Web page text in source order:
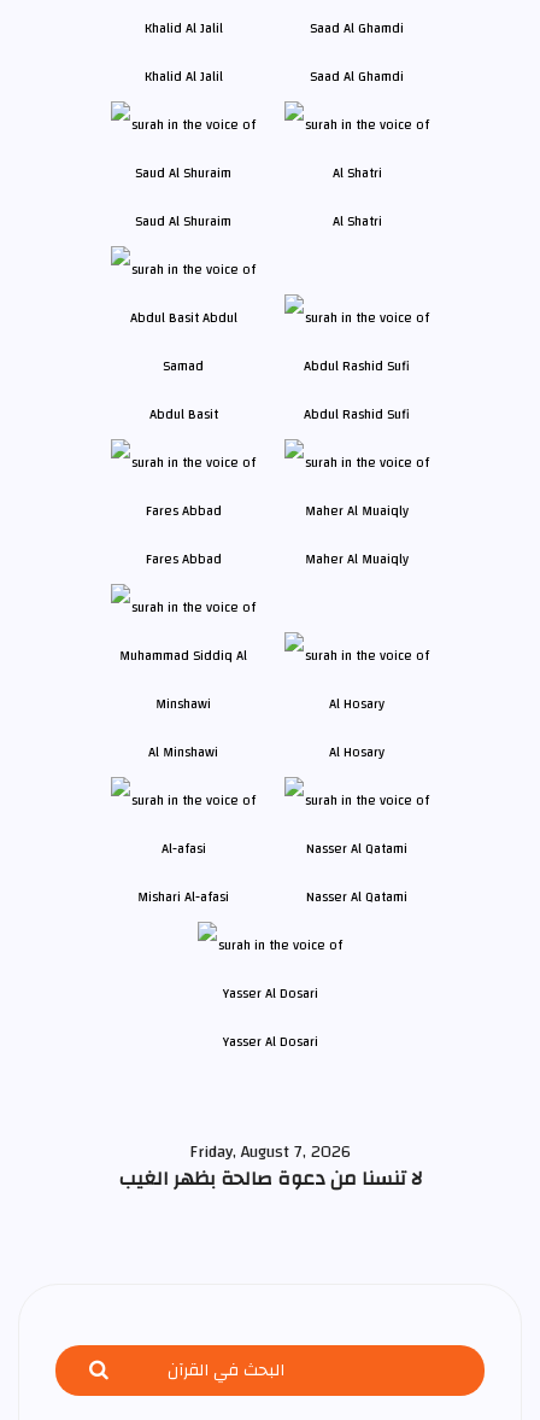
Khalid Al Jalil Saad Al Ghamdi
Saud Al Shuraim Al Shatri
Abdul Basit Abdul Rashid Sufi
Fares Abbad Maher Al Muaiqly
Al Minshawi Al Hosary
Mishari Al-afasi Nasser Al Qatami
Yasser Al Dosari
Friday, August 7, 2026
لا تنسنا من دعوة صالحة بظهر الغيب